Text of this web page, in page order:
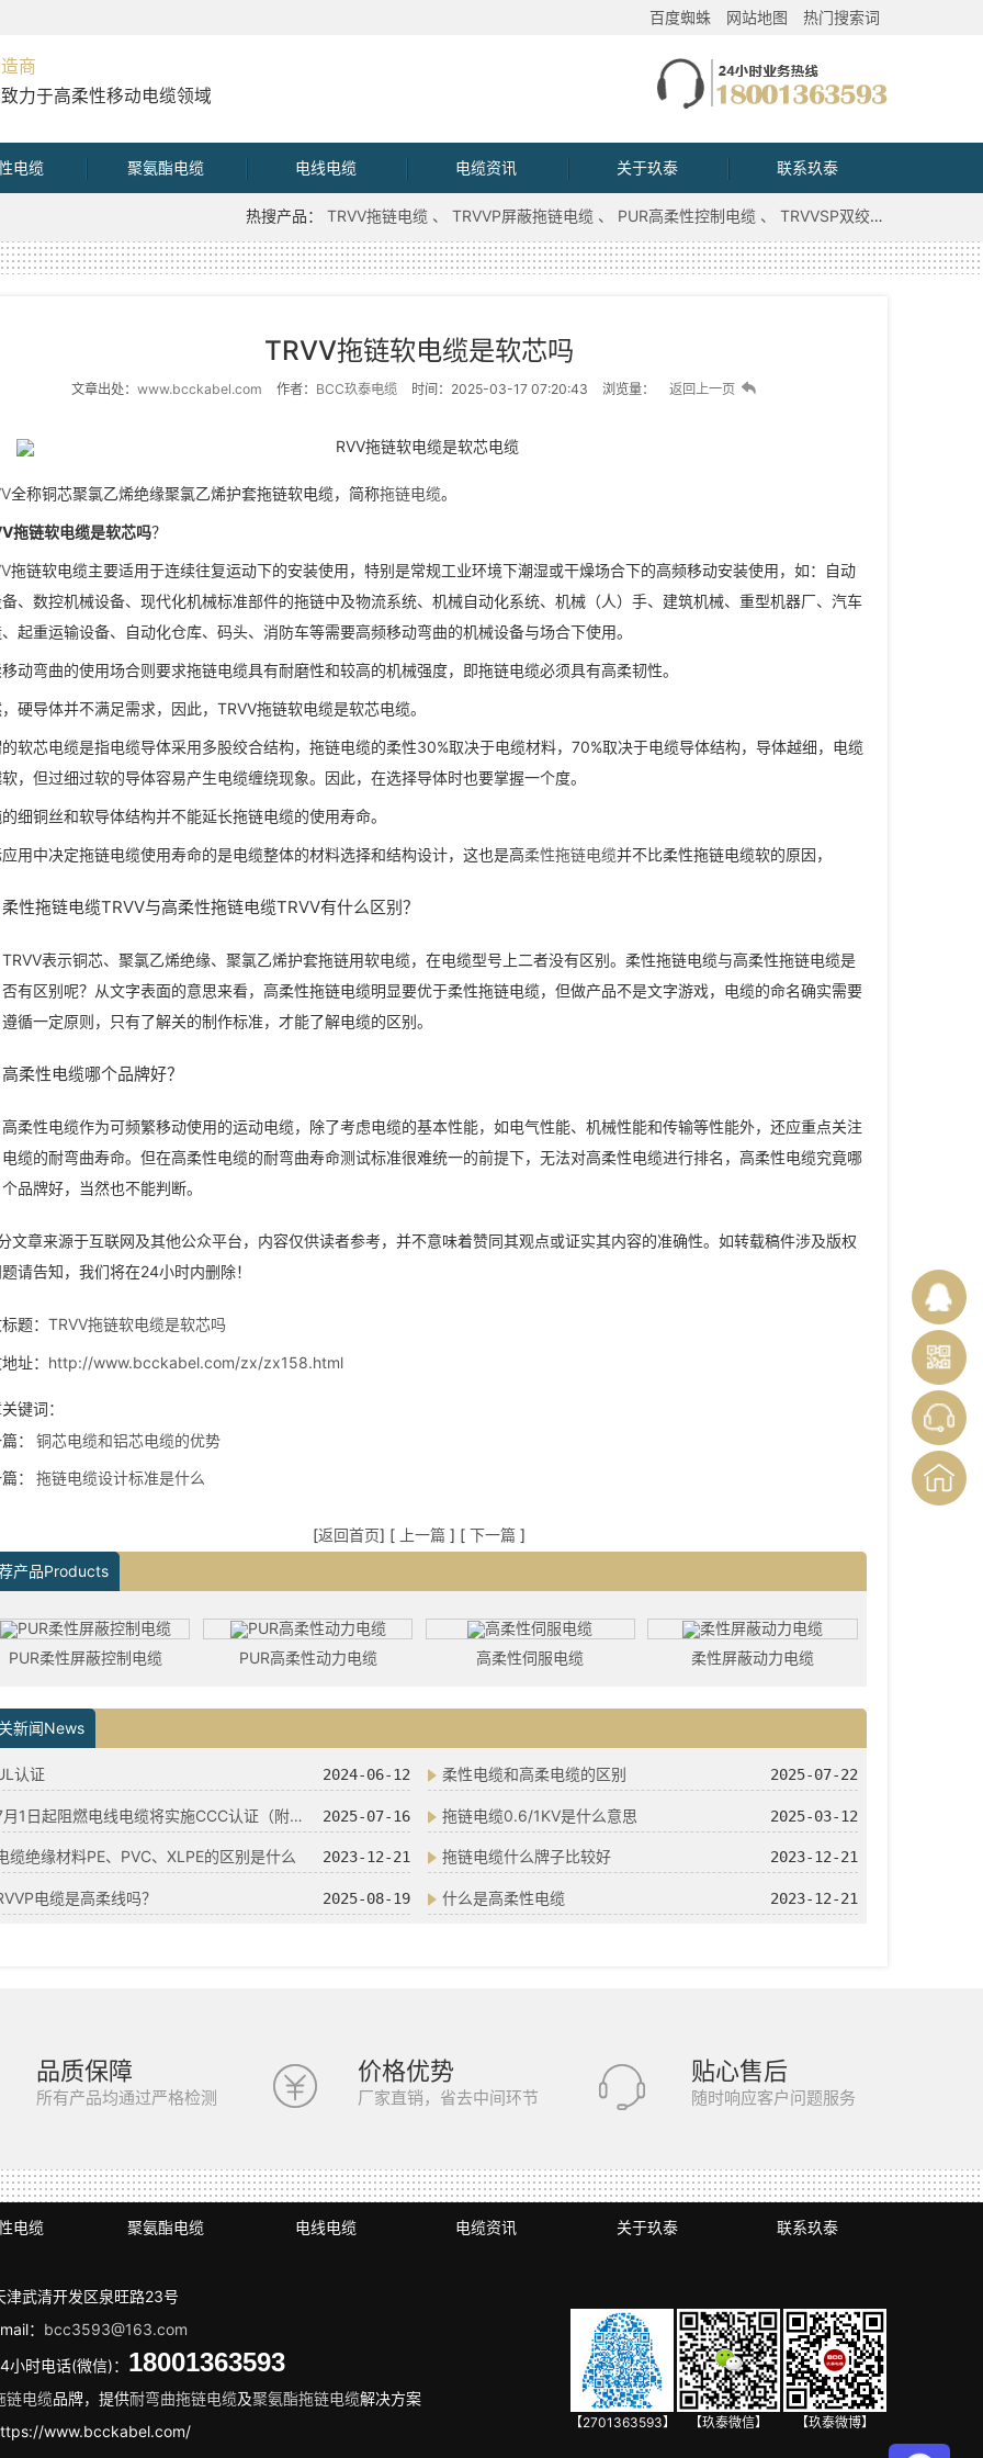
热门搜索词
网站地图
百度蜘蛛
商
力于高柔性移动电缆领域
电缆 聚氨酯电缆 电线电缆 电缆资讯 关于玖泰 联系玖泰
热搜产品： TRVV拖链电缆 TRVVP屏蔽拖链电缆 PUR高柔性控制电缆 TRVVSP双绞屏蔽拖链电缆
TRVV拖链软电缆是软芯吗
文章出处： www.bcckabel.com 作者： BCC玖泰电缆 时间：2025-03-17 07:20:43 浏览量： 返回上一页
全称铜芯聚氯乙烯绝缘聚氯乙烯护套拖链软电缆，简称拖链电缆。
拖链软电缆是软芯吗？
拖链软电缆主要适用于连续往复运动下的安装使用，特别是常规工业环境下潮湿或干燥场合下的高频移动安装使用，如：自动
、数控机械设备、现代化机械标准部件的拖链中及物流系统、机械自动化系统、机械（人）手、建筑机械、重型机器厂、汽车
起重运输设备、自动化仓库、码头、消防车等需要高频移动弯曲的机械设备与场合下使用。
动弯曲的使用场合则要求拖链电缆具有耐磨性和较高的机械强度，即拖链电缆必须具有高柔韧性。
，硬导体并不满足需求，因此，TRVV拖链软电缆是软芯电缆。
软芯电缆是指电缆导体采用多股绞合结构，拖链电缆的柔性30%取决于电缆材料，70%取决于电缆导体结构，导体越细，电缆
，但过细过软的导体容易产生电缆缠绕现象。因此，在选择导体时也要掌握一个度。
细铜丝和软导体结构并不能延长拖链电缆的使用寿命。
用中决定拖链电缆使用寿命的是电缆整体的材料选择和结构设计，这也是高柔性拖链电缆并不比柔性拖链电缆软的原因，
柔性拖链电缆TRVV与高柔性拖链电缆TRVV有什么区别？
TRVV表示铜芯、聚氯乙烯绝缘、聚氯乙烯护套拖链用软电缆，在电缆型号上二者没有区别。柔性拖链电缆与高柔性拖链电缆是
否有区别呢？从文字表面的意思来看，高柔性拖链电缆明显要优于柔性拖链电缆，但做产品不是文字游戏，电缆的命名确实需要
遵循一定原则，只有了解关的制作标准，才能了解电缆的区别。
高柔性电缆哪个品牌好？
高柔性电缆作为可频繁移动使用的运动电缆，除了考虑电缆的基本性能，如电气性能、机械性能和传输等性能外，还应重点关注
电缆的耐弯曲寿命。但在高柔性电缆的耐弯曲寿命测试标准很难统一的前提下，无法对高柔性电缆进行排名，高柔性电缆究竟哪
个品牌好，当然也不能判断。
文章来源于互联网及其他公众平台，内容仅供读者参考，并不意味着赞同其观点或证实其内容的准确性。如转载稿件涉及版权
请告知，我们将在24小时内删除！
题： TRVV拖链软电缆是软芯吗
址： http://www.bcckabel.com/zx/zx158.html
键词：
：
铜芯电缆和铝芯电缆的优势
：
拖链电缆设计标准是什么
[返回首页] [ 上一篇 ] [ 下一篇 ]
产品Products
PUR柔性屏蔽控制电缆 PUR高柔性动力电缆 高柔性伺服电缆 柔性屏蔽动力电缆
新闻News
认证 2024-06-12 柔性电缆和高柔电缆的区别 2025-07-22
7月1日起阻燃电线电缆将实施CCC认证（附一图读懂） 2025-07-16 拖链电缆0.6/1KV是什么意思 2025-03-12
缆绝缘材料PE、PVC、XLPE的区别是什么 2023-12-21 拖链电缆什么牌子比较好 2023-12-21
电缆是高柔线吗？ 2025-08-19 什么是高柔性电缆 2023-12-21
品质保障
所有产品均通过严格检测
价格优势
厂家直销，省去中间环节
贴心售后
随时响应客户问题服务
电缆 聚氨酯电缆 电线电缆 电缆资讯 关于玖泰 联系玖泰
津武清开发区泉旺路23号
： bcc3593@163.com
小时电话(微信)： 18001363593
链电缆品牌，提供耐弯曲拖链电缆及聚氨酯拖链电缆解决方案
www.bcckabel.com/
【玖泰微博】
【玖泰微信】
【2701363593】